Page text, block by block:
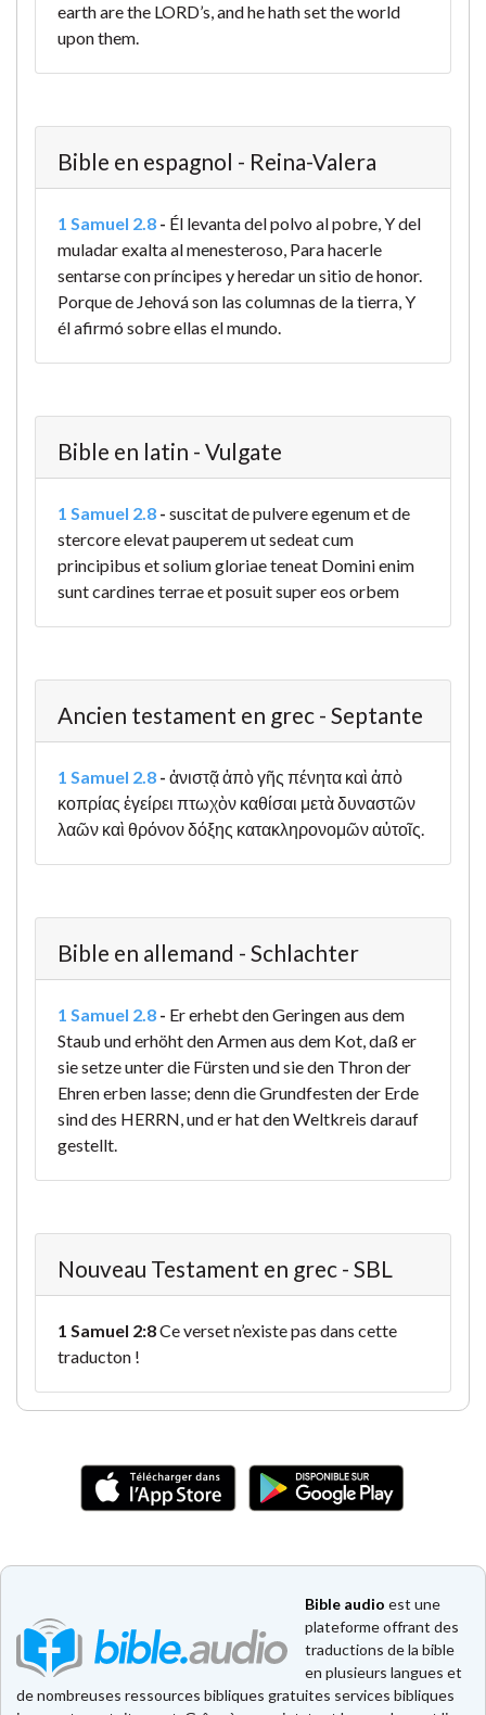
earth are the LORD’s, and he hath set the world
upon them.
Bible en espagnol - Reina-Valera
1 Samuel 2.8 - Él levanta del polvo al pobre, Y del
muladar exalta al menesteroso, Para hacerle
sentarse con príncipes y heredar un sitio de honor.
Porque de Jehová son las columnas de la tierra, Y
él afirmó sobre ellas el mundo.
Bible en latin - Vulgate
1 Samuel 2.8 - suscitat de pulvere egenum et de
stercore elevat pauperem ut sedeat cum
principibus et solium gloriae teneat Domini enim
sunt cardines terrae et posuit super eos orbem
Ancien testament en grec - Septante
1 Samuel 2.8 - ἀνιστᾷ ἀπὸ γῆς πένητα καὶ ἀπὸ
κοπρίας ἐγείρει πτωχὸν καθίσαι μετὰ δυναστῶν
λαῶν καὶ θρόνον δόξης κατακληρονομῶν αὐτοῖς.
Bible en allemand - Schlachter
1 Samuel 2.8 - Er erhebt den Geringen aus dem
Staub und erhöht den Armen aus dem Kot, daß er
sie setze unter die Fürsten und sie den Thron der
Ehren erben lasse; denn die Grundfesten der Erde
sind des HERRN, und er hat den Weltkreis darauf
gestellt.
Nouveau Testament en grec - SBL
1 Samuel 2:8Ce verset n’existe pas dans cette
traducton !
Bible audio est une
plateforme offrant des
traductions de la bible
en plusieurs langues et
de nombreuses ressources bibliques gratuites services bibliques